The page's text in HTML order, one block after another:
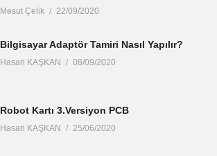
Mesut Çelik 22/09/2020
Bilgisayar Adaptör Tamiri Nasıl Yapılır?
Hasari KAŞKAN 08/09/2020
Robot Kartı 3.Versiyon PCB
Hasari KAŞKAN 25/06/2020